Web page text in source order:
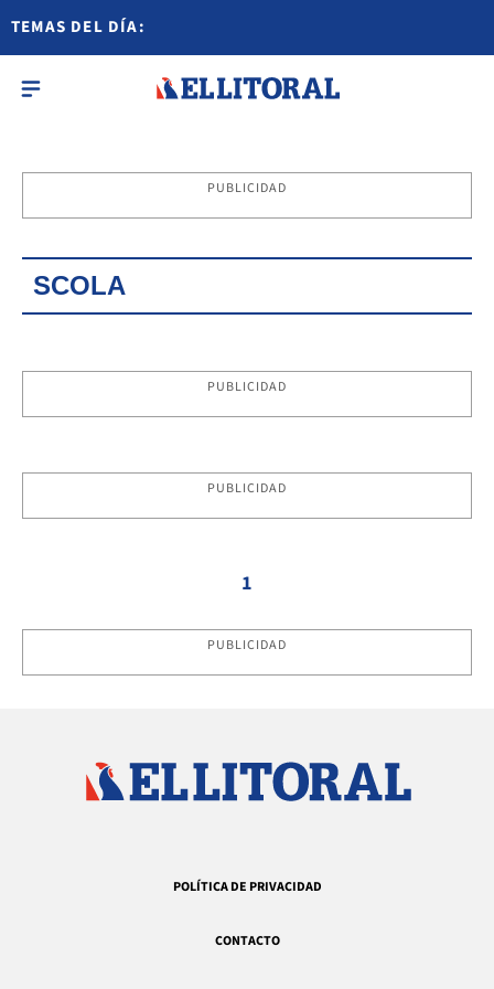
TEMAS DEL DÍA:
PUBLICIDAD
SCOLA
PUBLICIDAD
PUBLICIDAD
1
PUBLICIDAD
POLÍTICA DE PRIVACIDAD
CONTACTO